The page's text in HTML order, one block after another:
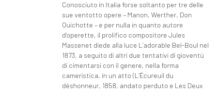
Conosciuto in Italia forse soltanto per tre delle
sue ventotto opere – Manon, Werther, Don
Quichotte – e per nulla in quanto autore
d’operette, il prolifico compositore Jules
Massenet diede alla luce L’adorable Bel-Boul nel
1873, a seguito di altri due tentativi di gioventù
di cimentarsi con il genere, nella forma
cameristica, in un atto (L’Écureuil du
déshonneur, 1858, andato perduto e Les Deux